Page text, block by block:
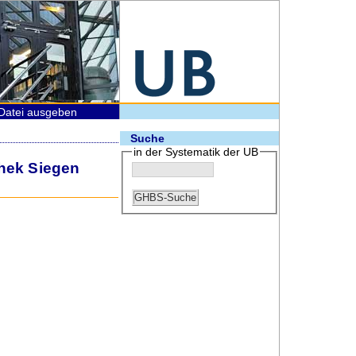
ausgeben
Siegen
Suche
in der Systematik der UB